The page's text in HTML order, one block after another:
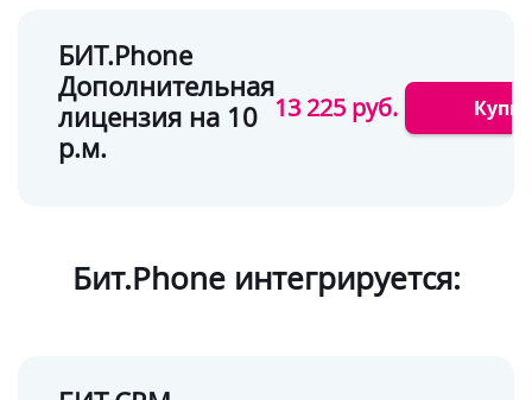
БИТ.Phone
Дополнительная
лицензия на 10
р.м.
13 225 руб.
Бит.Phone интегрируется: